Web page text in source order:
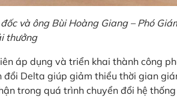
và ông Bùi Hoàng Giang – Phó
thưởng
áp dụng và triển khai thành công
đổi Delta giúp giảm thiểu thời gian
trong quá trình chuyển đổi hệ